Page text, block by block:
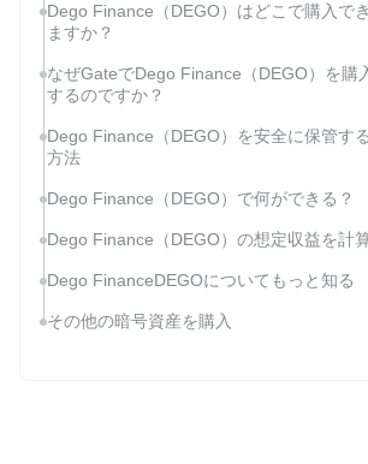
Dego Finance（DEGO）はどこで購入でき
ますか？
なぜGateでDego Finance（DEGO）を購
するのですか？
Dego Finance（DEGO）を安全に保管する
方法
Dego Finance（DEGO）で何ができる？
Dego Finance（DEGO）の想定収益を計
Dego FinanceDEGOについてもっと知る
その他の暗号資産を購入